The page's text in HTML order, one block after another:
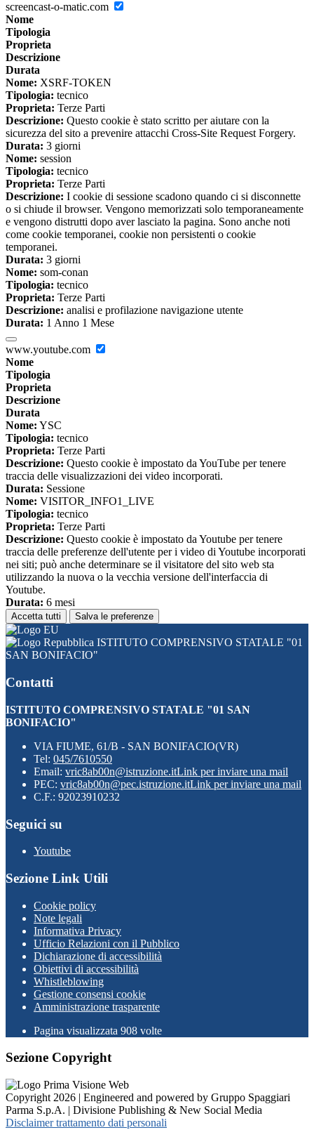
screencast-o-matic.com
Nome
Tipologia
Proprieta
Descrizione
Durata
Nome: XSRF-TOKEN
Tipologia: tecnico
Proprieta: Terze Parti
Descrizione: Questo cookie è stato scritto per aiutare con la
sicurezza del sito a prevenire attacchi Cross-Site Request Forgery.
Durata: 3 giorni
Nome: session
Tipologia: tecnico
Proprieta: Terze Parti
Descrizione: I cookie di sessione scadono quando ci si disconnette
o si chiude il browser. Vengono memorizzati solo temporaneamente
e vengono distrutti dopo aver lasciato la pagina. Sono anche noti
come cookie temporanei, cookie non persistenti o cookie
temporanei.
Durata: 3 giorni
Nome: som-conan
Tipologia: tecnico
Proprieta: Terze Parti
Descrizione: analisi e profilazione navigazione utente
Durata: 1 Anno 1 Mese
www.youtube.com
Nome
Tipologia
Proprieta
Descrizione
Durata
Nome: YSC
Tipologia: tecnico
Proprieta: Terze Parti
Descrizione: Questo cookie è impostato da YouTube per tenere
traccia delle visualizzazioni dei video incorporati.
Durata: Sessione
Nome: VISITOR_INFO1_LIVE
Tipologia: tecnico
Proprieta: Terze Parti
Descrizione: Questo cookie è impostato da Youtube per tenere
traccia delle preferenze dell'utente per i video di Youtube incorporati
nei siti; può anche determinare se il visitatore del sito web sta
utilizzando la nuova o la vecchia versione dell'interfaccia di
Youtube.
Durata: 6 mesi
Accetta tutti Salva le preferenze
ISTITUTO COMPRENSIVO STATALE "01
SAN BONIFACIO"
Contatti
ISTITUTO COMPRENSIVO STATALE "01 SAN
BONIFACIO"
VIA FIUME, 61/B - SAN BONIFACIO(VR)
Tel: 045/7610550
Email: vric8ab00n@istruzione.itLink per inviare una mail
PEC: vric8ab00n@pec.istruzione.itLink per inviare una mail
C.F.: 92023910232
Seguici su
Youtube
Sezione Link Utili
Cookie policy
Note legali
Informativa Privacy
Ufficio Relazioni con il Pubblico
Dichiarazione di accessibilità
Obiettivi di accessibilità
Whistleblowing
Gestione consensi cookie
Amministrazione trasparente
Pagina visualizzata 908 volte
Sezione Copyright
Copyright 2026 | Engineered and powered by Gruppo Spaggiari
Parma S.p.A. | Divisione Publishing & New Social Media
Disclaimer trattamento dati personali